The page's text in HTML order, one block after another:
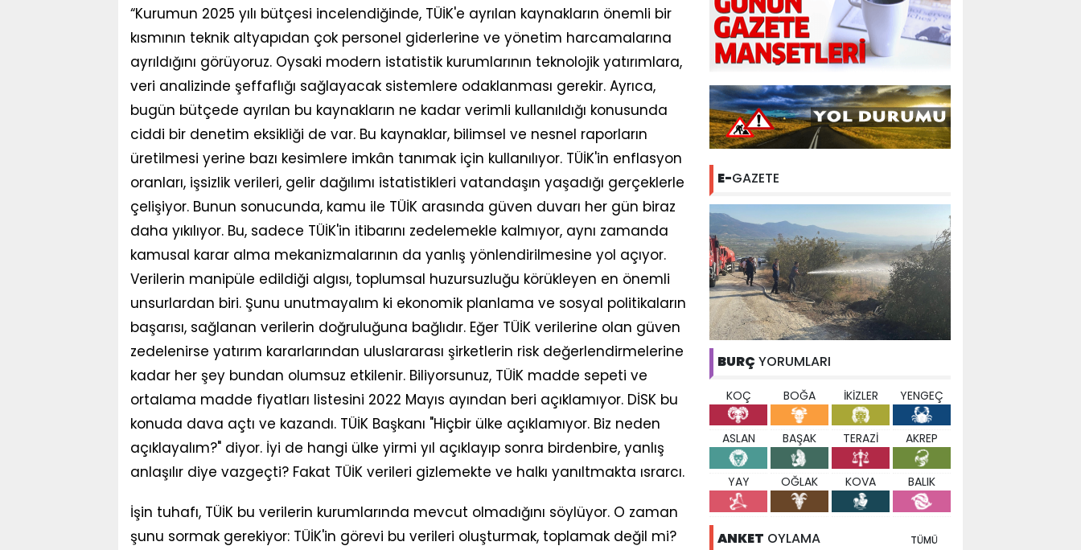
“Kurumun 2025 yılı bütçesi incelendiğinde, TÜİK'e ayrılan kaynakların önemli bir
kısmının teknik altyapıdan çok personel giderlerine ve yönetim harcamalarına
ayrıldığını görüyoruz. Oysaki modern istatistik kurumlarının teknolojik yatırımlara,
veri analizinde şeffaflığı sağlayacak sistemlere odaklanması gerekir. Ayrıca,
bugün bütçede ayrılan bu kaynakların ne kadar verimli kullanıldığı konusunda
ciddi bir denetim eksikliği de var. Bu kaynaklar, bilimsel ve nesnel raporların
üretilmesi yerine bazı kesimlere imkân tanımak için kullanılıyor. TÜİK'in enflasyon
oranları, işsizlik verileri, gelir dağılımı istatistikleri vatandaşın yaşadığı gerçeklerle
çelişiyor. Bunun sonucunda, kamu ile TÜİK arasında güven duvarı her gün biraz
daha yıkılıyor. Bu, sadece TÜİK'in itibarını zedelemekle kalmıyor, aynı zamanda
kamusal karar alma mekanizmalarının da yanlış yönlendirilmesine yol açıyor.
Verilerin manipüle edildiği algısı, toplumsal huzursuzluğu körükleyen en önemli
unsurlardan biri. Şunu unutmayalım ki ekonomik planlama ve sosyal politikaların
başarısı, sağlanan verilerin doğruluğuna bağlıdır. Eğer TÜİK verilerine olan güven
zedelenirse yatırım kararlarından uluslararası şirketlerin risk değerlendirmelerine
kadar her şey bundan olumsuz etkilenir. Biliyorsunuz, TÜİK madde sepeti ve
ortalama madde fiyatları listesini 2022 Mayıs ayından beri açıklamıyor. DİSK bu
konuda dava açtı ve kazandı. TÜİK Başkanı "Hiçbir ülke açıklamıyor. Biz neden
açıklayalım?" diyor. İyi de hangi ülke yirmi yıl açıklayıp sonra birdenbire, yanlış
anlaşılır diye vazgeçti? Fakat TÜİK verileri gizlemekte ve halkı yanıltmakta ısrarcı.
İşin tuhafı, TÜİK bu verilerin kurumlarında mevcut olmadığını söylüyor. O zaman
şunu sormak gerekiyor: TÜİK'in görevi bu verileri oluşturmak, toplamak değil mi?
E-GAZETE
BURÇ YORUMLARI
KOÇ BOĞA İKİZLER YENGEÇ
ASLAN BAŞAK TERAZİ AKREP
YAY OĞLAK KOVA BALIK
ANKET OYLAMA TÜMÜ